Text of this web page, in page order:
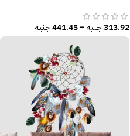
313.92جنيه–
441.45جنيه